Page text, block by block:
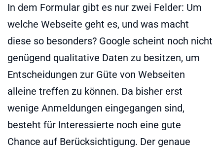
In dem Formular gibt es nur zwei Felder: Um
welche Webseite geht es, und was macht
diese so besonders? Google scheint noch nicht
genügend qualitative Daten zu besitzen, um
Entscheidungen zur Güte von Webseiten
alleine treffen zu können. Da bisher erst
wenige Anmeldungen eingegangen sind,
besteht für Interessierte noch eine gute
Chance auf Berücksichtigung. Der genaue